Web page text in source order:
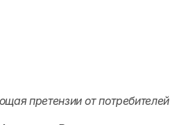
претензии от потребителей